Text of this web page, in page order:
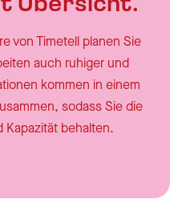
Übersicht.
von Timetell planen Sie
auch ruhiger und
kommen in einem
sodass Sie die
Kapazität behalten.